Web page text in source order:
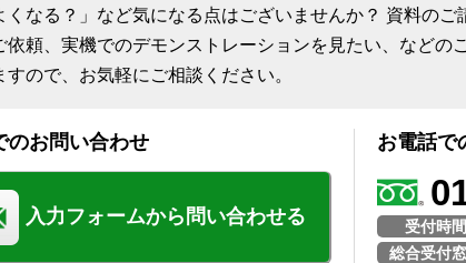
くなる？」など気になる点はございませんか？ 資料のご
依頼、実機でのデモンストレーションを見たい、などの
すので、お気軽にご相談ください。
のお問い合わせ
入力フォームから問い合わせる
お電話で
受付時間
総合受付